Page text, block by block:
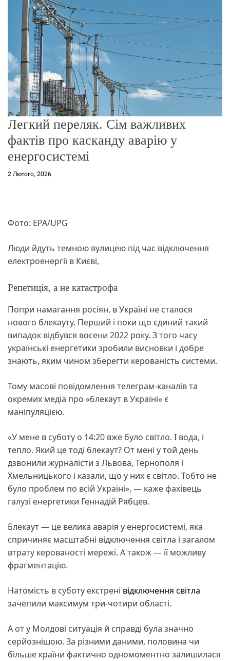
е
ж
м
Легкий переляк. Сім важливих
фактів про касканду аварію у
енергосистемі
2 Лютого, 2026
Фото: EPA/UPG
Люди йдуть темною вулицею під час відключення
електроенергії в Києві,
Репетиція, а не катастрофа
Попри намагання росіян, в Україні не сталося
нового блекауту. Перший і поки що єдиний такий
випадок відбувся восени 2022 року. З того часу
українські енергетики зробили висновки і добре
знають, яким чином зберегти керованість системи.
Тому масові повідомлення телеграм-каналів та
окремих медіа про «блекаут в Україні» є
маніпуляцією.
«У мене в суботу о 14:20 вже було світло. І вода, і
тепло. Який це тоді блекаут? От мені у той день
дзвонили журналісти з Львова, Тернополя і
Хмельницького і казали, що у них є світло. Тобто не
було проблем по всій Україні», — каже фахівець
галузі енергетики Геннадій Рябцев.
Блекаут — це велика аварія у енергосистемі, яка
спричиняє масштабні відключення світла і загалом
втрату керованості мережі. А також — її можливу
фрагментацію.
Натомість в суботу екстрені відключення світла
зачепили максимум три-чотири області.
А от у Молдові ситуація й справді була значно
серйознішою. За різними даними, половина чи
більше країни фактично одномоментно залишилася